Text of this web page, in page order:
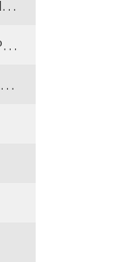
Google släpper ny Home-högtalare laddad med Gemini
Test: Soundcore Liberty 5 Pro och Liberty Pro Max
Alienware släpper 39-tums skärm med 5K-upplösning